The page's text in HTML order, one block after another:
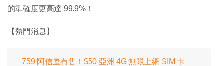
的準確度更高達 99.9%！
【熱門消息】
759 阿信屋有售！$50 亞洲 4G 無限上網 SIM 卡